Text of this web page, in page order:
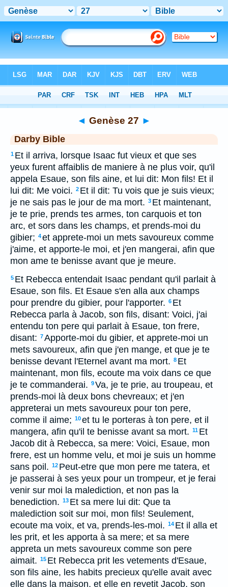
> Genèse 27
◄ Genèse 27 ►
Darby Bible
1 Et il arriva, lorsque Isaac fut vieux et que ses
yeux furent affaiblis de maniere à ne plus voir, qu'il
appela Esaue, son fils aine, et lui dit: Mon fils! Et il
lui dit: Me voici. 2 Et il dit: Tu vois que je suis vieux;
je ne sais pas le jour de ma mort. 3 Et maintenant,
je te prie, prends tes armes, ton carquois et ton
arc, et sors dans les champs, et prends-moi du
gibier; 4et apprete-moi un mets savoureux comme
j'aime, et apporte-le moi, et j'en mangerai, afin que
mon ame te benisse avant que je meure.
5 Et Rebecca entendait Isaac pendant qu'il parlait à
Esaue, son fils. Et Esaue s'en alla aux champs
pour prendre du gibier, pour l'apporter. 6 Et
Rebecca parla à Jacob, son fils, disant: Voici, j'ai
entendu ton pere qui parlait à Esaue, ton frere,
disant: 7Apporte-moi du gibier, et apprete-moi un
mets savoureux, afin que j'en mange, et que je te
benisse devant l'Eternel avant ma mort. 8 Et
maintenant, mon fils, ecoute ma voix dans ce que
je te commanderai. 9Va, je te prie, au troupeau, et
prends-moi là deux bons chevreaux; et j'en
appreterai un mets savoureux pour ton pere,
comme il aime; 10et tu le porteras à ton pere, et il
mangera, afin qu'il te benisse avant sa mort. 11 Et
Jacob dit à Rebecca, sa mere: Voici, Esaue, mon
frere, est un homme velu, et moi je suis un homme
sans poil. 12 Peut-etre que mon pere me tatera, et
je passerai à ses yeux pour un trompeur, et je ferai
venir sur moi la malediction, et non pas la
benediction. 13 Et sa mere lui dit: Que ta
malediction soit sur moi, mon fils! Seulement,
ecoute ma voix, et va, prends-les-moi. 14 Et il alla et
les prit, et les apporta à sa mere; et sa mere
appreta un mets savoureux comme son pere
aimait. 15 Et Rebecca prit les vetements d'Esaue,
son fils aine, les habits precieux qu'elle avait avec
elle dans la maison, et elle en revetit Jacob, son